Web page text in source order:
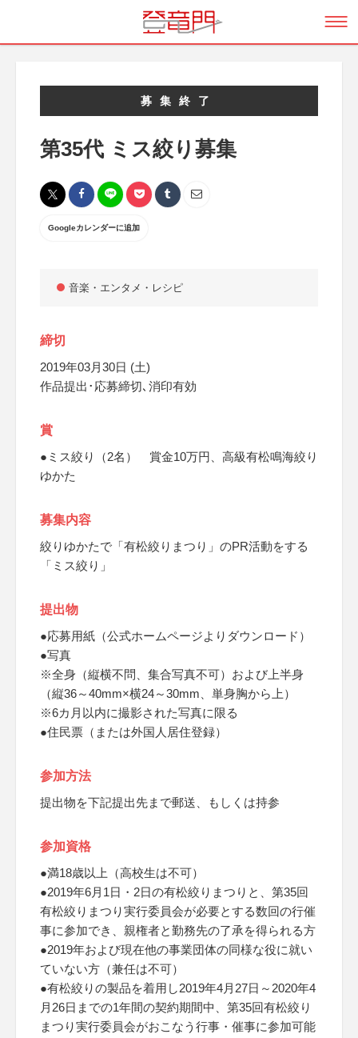
募集終了
第35代 ミス絞り募集
Googleカレンダーに追加
音楽・エンタメ・レシピ
締切
2019年03月30日 (土)
作品提出･応募締切､消印有効
賞
●ミス絞り（2名） 賞金10万円、高級有松鳴海絞り
ゆかた
募集内容
絞りゆかたで「有松絞りまつり」のPR活動をする
「ミス絞り」
提出物
●応募用紙（公式ホームページよりダウンロード）
●写真
※全身（縦横不問、集合写真不可）および上半身
（縦36～40mm×横24～30mm、単身胸から上）
※6カ月以内に撮影された写真に限る
●住民票（または外国人居住登録）
参加方法
提出物を下記提出先まで郵送、もしくは持参
参加資格
●満18歳以上（高校生は不可）
●2019年6月1日・2日の有松絞りまつりと、第35回
有松絞りまつり実行委員会が必要とする数回の行催
事に参加でき、親権者と勤務先の了承を得られる方
●2019年および現在他の事業団体の同様な役に就い
ていない方（兼任は不可）
●有松絞りの製品を着用し2019年4月27日～2020年4
月26日までの1年間の契約期間中、第35回有松絞り
まつり実行委員会がおこなう行事・催事に参加可能